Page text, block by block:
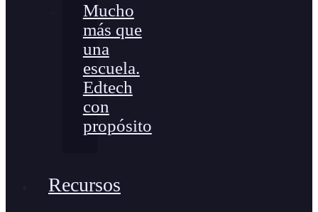
Mucho
más que
una
escuela.
Edtech
con
propósito
Recursos